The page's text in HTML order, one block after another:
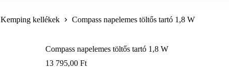
Kemping kellékek Compass napelemes töltős tartó 1,8 W
Compass napelemes töltős tartó 1,8 W
13 795,00Ft